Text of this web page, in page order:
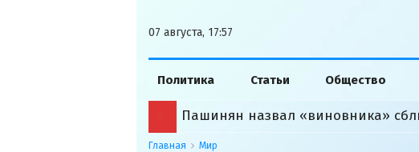
07 августа, 17:57
Политика Статьи Общество
Пашинян назвал «виновника»
Главная Мир